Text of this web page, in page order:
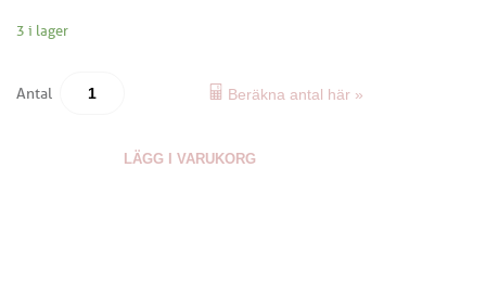
3 i lager
Antal Beräkna antal här »
LÄGG I VARUKORG